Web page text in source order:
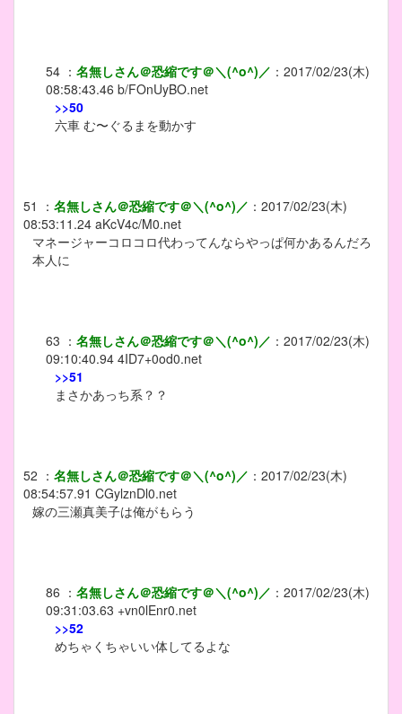
54 ： 名無しさん＠恐縮です＠＼(^o^)／ ： 2017/02/23(木)
08:58:43.46 b/FOnUyBO.net
>>50
六車 む〜ぐるまを動かす
51 ： 名無しさん＠恐縮です＠＼(^o^)／ ： 2017/02/23(木)
08:53:11.24 aKcV4c/M0.net
マネージャーコロコロ代わってんならやっぱ何かあるんだろ
本人に
63 ： 名無しさん＠恐縮です＠＼(^o^)／ ： 2017/02/23(木)
09:10:40.94 4ID7+0od0.net
>>51
まさかあっち系？？
52 ： 名無しさん＠恐縮です＠＼(^o^)／ ： 2017/02/23(木)
08:54:57.91 CGylznDl0.net
嫁の三瀬真美子は俺がもらう
86 ： 名無しさん＠恐縮です＠＼(^o^)／ ： 2017/02/23(木)
09:31:03.63 +vn0lEnr0.net
>>52
めちゃくちゃいい体してるよな